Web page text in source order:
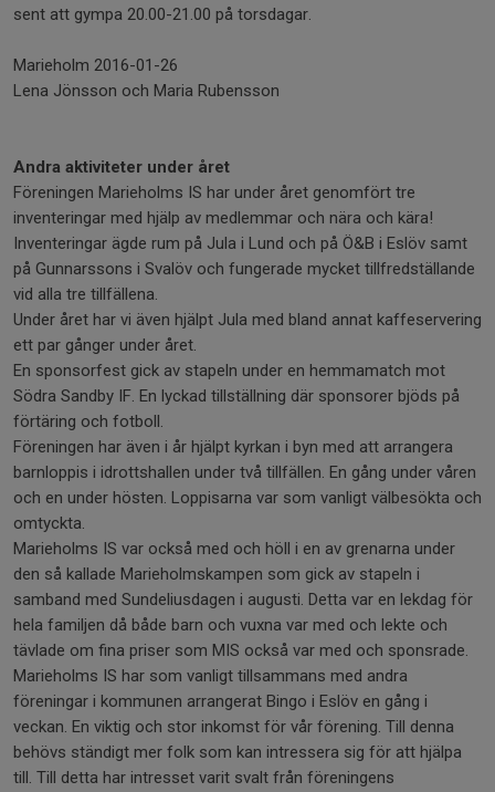
sent att gympa 20.00-21.00 på torsdagar.
Marieholm 2016-01-26
Lena Jönsson och Maria Rubensson
Andra aktiviteter under året
Föreningen Marieholms IS har under året genomfört tre
inventeringar med hjälp av medlemmar och nära och kära!
Inventeringar ägde rum på Jula i Lund och på Ö&B i Eslöv samt
på Gunnarssons i Svalöv och fungerade mycket tillfredställande
vid alla tre tillfällena.
Under året har vi även hjälpt Jula med bland annat kaffeservering
ett par gånger under året.
En sponsorfest gick av stapeln under en hemmamatch mot
Södra Sandby IF. En lyckad tillställning där sponsorer bjöds på
förtäring och fotboll.
Föreningen har även i år hjälpt kyrkan i byn med att arrangera
barnloppis i idrottshallen under två tillfällen. En gång under våren
och en under hösten. Loppisarna var som vanligt välbesökta och
omtyckta.
Marieholms IS var också med och höll i en av grenarna under
den så kallade Marieholmskampen som gick av stapeln i
samband med Sundeliusdagen i augusti. Detta var en lekdag för
hela familjen då både barn och vuxna var med och lekte och
tävlade om fina priser som MIS också var med och sponsrade.
Marieholms IS har som vanligt tillsammans med andra
föreningar i kommunen arrangerat Bingo i Eslöv en gång i
veckan. En viktig och stor inkomst för vår förening. Till denna
behövs ständigt mer folk som kan intressera sig för att hjälpa
till. Till detta har intresset varit svalt från föreningens